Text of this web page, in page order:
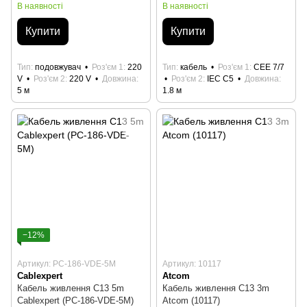
В наявності
Купити
Тип подовжувач Роз'єм 1
220
V
Роз'єм 2 220 V
Довжина
5 м
В наявності
Купити
Тип кабель Роз'єм 1
CEE 7/7
Роз'єм 2 IEC C5
Довжина
1.8 м
−12%
Артикул: PC-186-VDE-5M
Cablexpert
Кабель живлення C13 5m
Cablexpert (PC-186-VDE-5M)
Артикул: 10117
Atcom
Кабель живлення C13 3m
Atcom (10117)